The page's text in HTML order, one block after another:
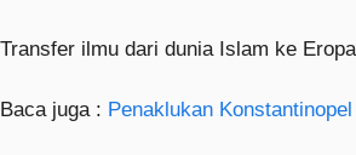
Transfer ilmu dari dunia Islam ke
Baca juga : Penaklukan